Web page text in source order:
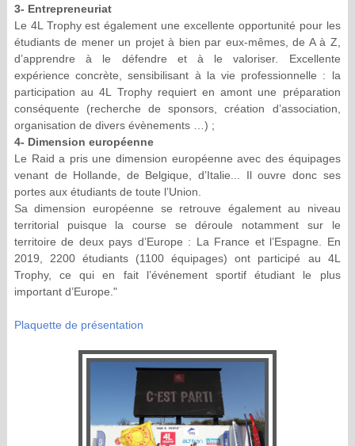
3- Entrepreneuriat
Le 4L Trophy est également une excellente opportunité pour les
étudiants de mener un projet à bien par eux-mêmes, de A à Z,
d’apprendre à le défendre et à le valoriser. Excellente
expérience concrète, sensibilisant à la vie professionnelle : la
participation au 4L Trophy requiert en amont une préparation
conséquente (recherche de sponsors, création d’association,
organisation de divers évènements …) ;
4- Dimension européenne
Le Raid a pris une dimension européenne avec des équipages
venant de Hollande, de Belgique, d’Italie... Il ouvre donc ses
portes aux étudiants de toute l’Union.
Sa dimension européenne se retrouve également au niveau
territorial puisque la course se déroule notamment sur le
territoire de deux pays d’Europe : La France et l’Espagne. En
2019, 2200 étudiants (1100 équipages) ont participé au 4L
Trophy, ce qui en fait l’événement sportif étudiant le plus
important d’Europe."
Plaquette de présentation